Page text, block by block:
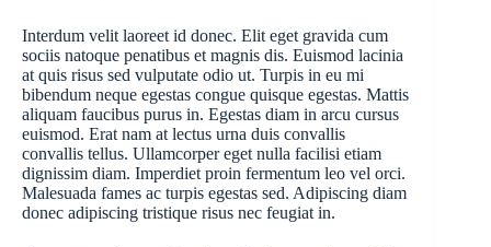
Interdum velit laoreet id donec. Elit eget gravida cum
sociis natoque penatibus et magnis dis. Euismod lacinia
at quis risus sed vulputate odio ut. Turpis in eu mi
bibendum neque egestas congue quisque egestas. Mattis
aliquam faucibus purus in. Egestas diam in arcu cursus
euismod. Erat nam at lectus urna duis convallis
convallis tellus. Ullamcorper eget nulla facilisi etiam
dignissim diam. Imperdiet proin fermentum leo vel orci.
Malesuada fames ac turpis egestas sed. Adipiscing diam
donec adipiscing tristique risus nec feugiat in.